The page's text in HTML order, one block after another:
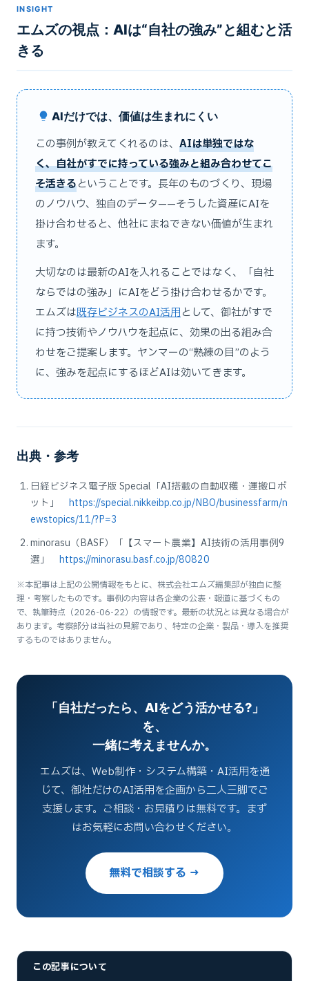
INSIGHT
エムズの視点：AIは“自社の強み”と組むと活
きる
AIだけでは、価値は生まれにくい
この事例が教えてくれるのは、 AIは単独ではな
く、自社がすでに持っている強みと組み合わせてこ
そ活きるということです。長年のものづくり、現場
のノウハウ、独自のデータ——そうした資産にAIを
掛け合わせると、他社にまねできない価値が生まれ
ます。
大切なのは最新のAIを入れることではなく、「自社
ならではの強み」にAIをどう掛け合わせるかです。
エムズは既存ビジネスのAI活用として、御社がすで
に持つ技術やノウハウを起点に、効果の出る組み合
わせをご提案します。ヤンマーの“熟練の目”のよう
に、強みを起点にするほどAIは効いてきます。
出典・参考
日経ビジネス電子版 Special「AI搭載の自動収穫・運搬ロボ
ット」 https://special.nikkeibp.co.jp/NBO/businessfarm/n
ewstopics/11/?P=3
minorasu（BASF）「【スマート農業】AI技術の活用事例9
選」 https://minorasu.basf.co.jp/80820
※本記事は上記の公開情報をもとに、株式会社エムズ編集部が独自に整
理・考察したものです。事例の内容は各企業の公表・報道に基づくもの
で、執筆時点（2026-06-22）の情報です。最新の状況とは異なる場合が
あります。考察部分は当社の見解であり、特定の企業・製品・導入を推奨
するものではありません。
「自社だったら、AIをどう活かせる?」
を、
一緒に考えませんか。
エムズは、Web制作・システム構築・AI活用を通
じて、御社だけのAI活用を企画から二人三脚でご
支援します。ご相談・お見積りは無料です。まず
はお気軽にお問い合わせください。
無料で相談する →
この記事について